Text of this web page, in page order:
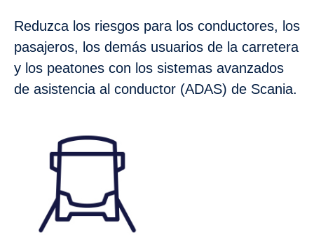
Reduzca los riesgos para los conductores, los
pasajeros, los demás usuarios de la carretera
y los peatones con los sistemas avanzados
de asistencia al conductor (ADAS) de Scania.